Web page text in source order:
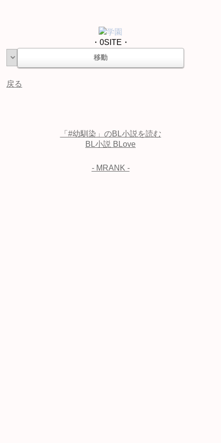
学園
・0SITE・
戻る
「#幼馴染」のBL小説を読む
BL小説 BLove
- MRANK -